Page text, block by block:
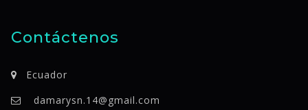
Contáctenos
Ecuador
damarysn.14@gmail.com